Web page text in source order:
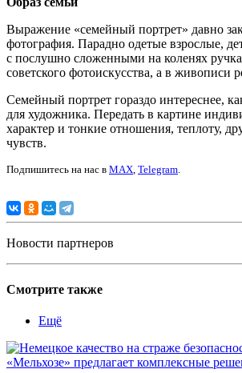
Выражение «семейный портрет» давно
фотография. Парадно одетые взрослые,
с послушно сложенными на коленях
советского фотоискусства, а в живописи
Семейный портрет гораздо интереснее,
для художника. Передать в картине
характер и тонкие отношения, теплоту,
чувств.
Подпишитесь на нас в MAX, Telegram.
Новости партнеров
Смотрите также
Ещё